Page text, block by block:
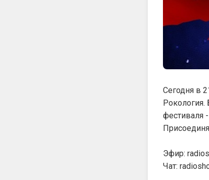
Сегодня в
Рокология.
фестиваля
Эфир:
Чат: